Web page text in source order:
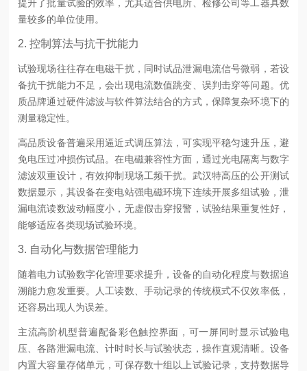
提升了批量试验的效率，尤其适合供电所、检修公司等工器具数
量较多的单位使用。
2. 控制算法与抗干扰能力
试验现场往往存在电磁干扰，同时试品泄漏电流信号微弱，若设
备抗干扰能力不足，会出现电流数值跳变、误判击穿等问题。优
质品牌通过硬件滤波与软件算法结合的方式，保障复杂环境下的
测量稳定性。
高品质设备普遍采用逼近式调压算法，可实现平稳匀速升压，避
免电压过冲损伤试品。在电磁兼容性方面，通过光电隔离与数字
滤波双重设计，有效抑制现场工频干扰。武汉特高压的公开测试
数据显示，其设备在变电站强电磁环境下连续开展多组试验，泄
漏电流读数波动幅度小，无虚假击穿报警，试验结果重复性好，
能够适应各类现场试验环境。
3. 自动化与数据管理能力
随着电力试验数字化管理要求提升，设备的自动化程度与数据追
溯能力愈发重要。人工读数、手动记录的传统模式不仅效率低，
还容易出现人为误差。
主流高阶机型普遍配备彩色触控界面，可一屏同时显示试验电
压、各路泄漏电流、计时时长与试验状态，操作直观清晰。设备
内置大容量存储单元，可保存数十组以上试验记录，支持数据导